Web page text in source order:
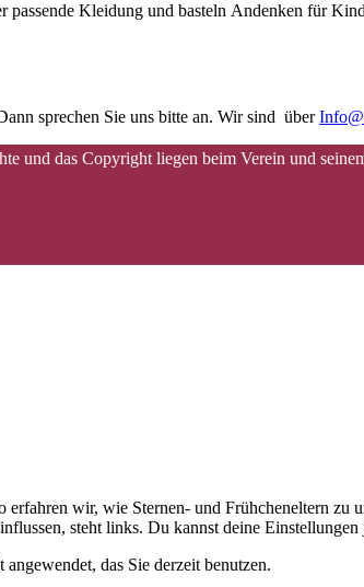
Kleidung und basteln Andenken für
sprechen Sie uns bitte an. Wir sind über
und das Copyright liegen beim Verein und
wir, wie Sternen- und Frühcheneltern
steht links. Du kannst deine
das Sie derzeit benutzen.